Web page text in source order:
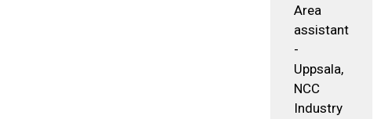
Area
assistant
-
Uppsala,
NCC
Industry